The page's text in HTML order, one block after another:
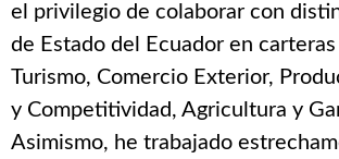
el privilegio de colaborar con
de Estado del Ecuador en
Turismo, Comercio Exterior,
y Competitividad, Agricultura y
Asimismo, he trabajado